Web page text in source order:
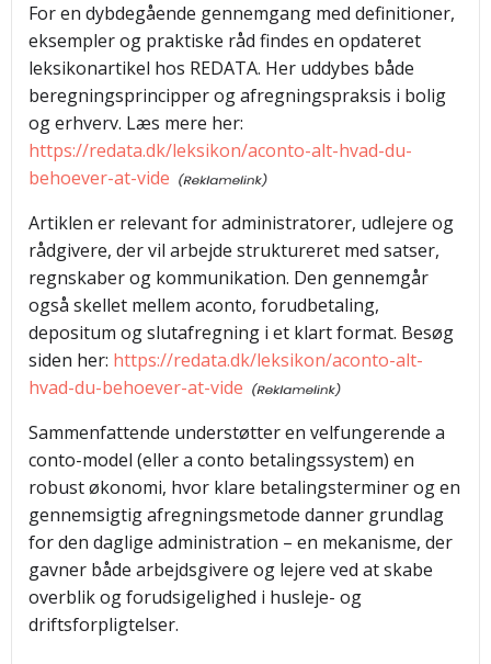
For en dybdegående gennemgang med definitioner,
eksempler og praktiske råd findes en opdateret
leksikonartikel hos REDATA. Her uddybes både
beregningsprincipper og afregningspraksis i bolig
og erhverv. Læs mere her:
https://redata.dk/leksikon/aconto-alt-hvad-du-
behoever-at-vide
Artiklen er relevant for administratorer, udlejere og
rådgivere, der vil arbejde struktureret med satser,
regnskaber og kommunikation. Den gennemgår
også skellet mellem aconto, forudbetaling,
depositum og slutafregning i et klart format. Besøg
siden her: https://redata.dk/leksikon/aconto-alt-
hvad-du-behoever-at-vide
Sammenfattende understøtter en velfungerende a
conto-model (eller a conto betalingssystem) en
robust økonomi, hvor klare betalingsterminer og en
gennemsigtig afregningsmetode danner grundlag
for den daglige administration – en mekanisme, der
gavner både arbejdsgivere og lejere ved at skabe
overblik og forudsigelighed i husleje- og
driftsforpligtelser.